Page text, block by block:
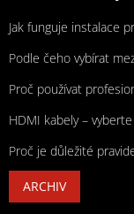
Jak funguje instalace
Podle čeho vybírat
Proč používat
HDMI kabely –
Proč je důležité
ARCHIV